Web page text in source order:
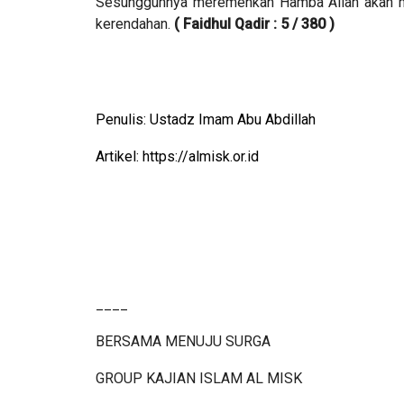
kerendahan. ( Faidhul Qadir : 5 / 380 )
Penulis: Ustadz Imam Abu Abdillah
Artikel: https://almisk.or.id
BERSAMA MENUJU SURGA
GROUP KAJIAN ISLAM AL MISK